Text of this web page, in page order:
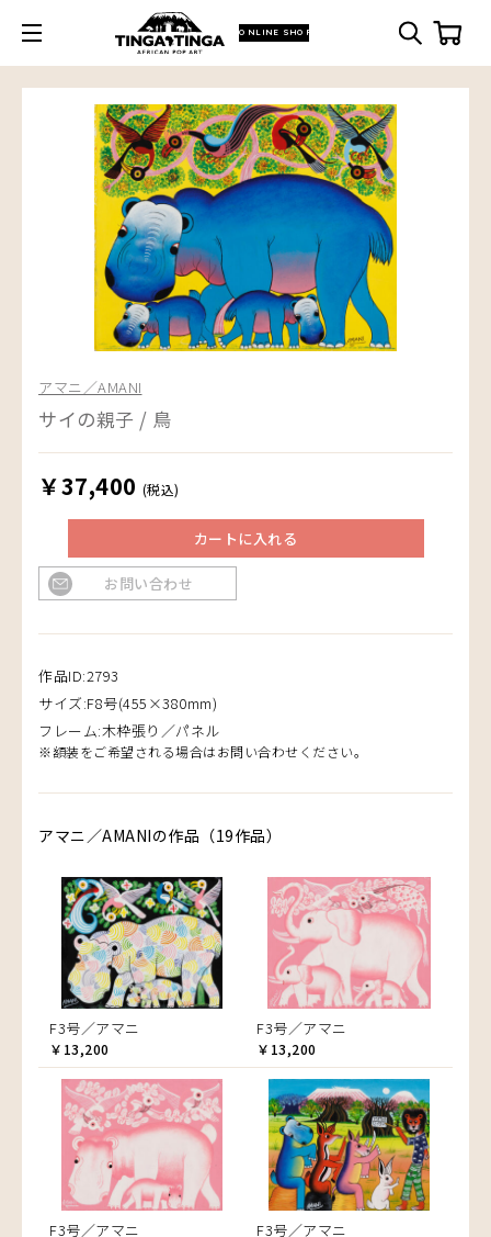
ONLINE SHOP
アマニ／AMANI
サイの親子 / 鳥
￥37,400 (税込)
カートに入れる
お問い合わせ
作品ID:2793
サイズ:F8号(455×380mm)
フレーム:木枠張り／パネル
※額装をご希望される場合はお問い合わせください。
アマニ／AMANIの作品（19作品）
F3号／アマニ
￥13,200
F3号／アマニ
￥13,200
F3号／アマニ F3号／アマニ